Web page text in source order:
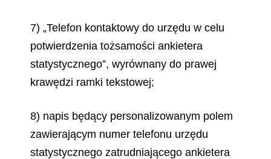
7) „Telefon kontaktowy do urzędu w celu
potwierdzenia tożsamości ankietera
statystycznego”, wyrównany do prawej
krawędzi ramki tekstowej;
8) napis będący personalizowanym polem
zawierającym numer telefonu urzędu
statystycznego zatrudniającego ankietera